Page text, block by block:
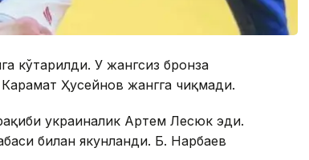
кўтарилди. У жангсиз бронза
Ҳусейнов жангга чиқмади.
украиналик Артем Лесюк эди.
билан якунланди. Б. Нарбаев